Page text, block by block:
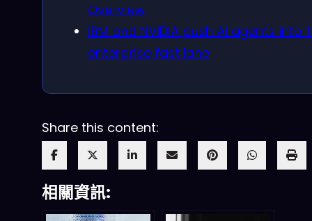
Overview
IBM and NVIDIA push AI agents into
enterprise fast lane
Share this content:
相關資訊: